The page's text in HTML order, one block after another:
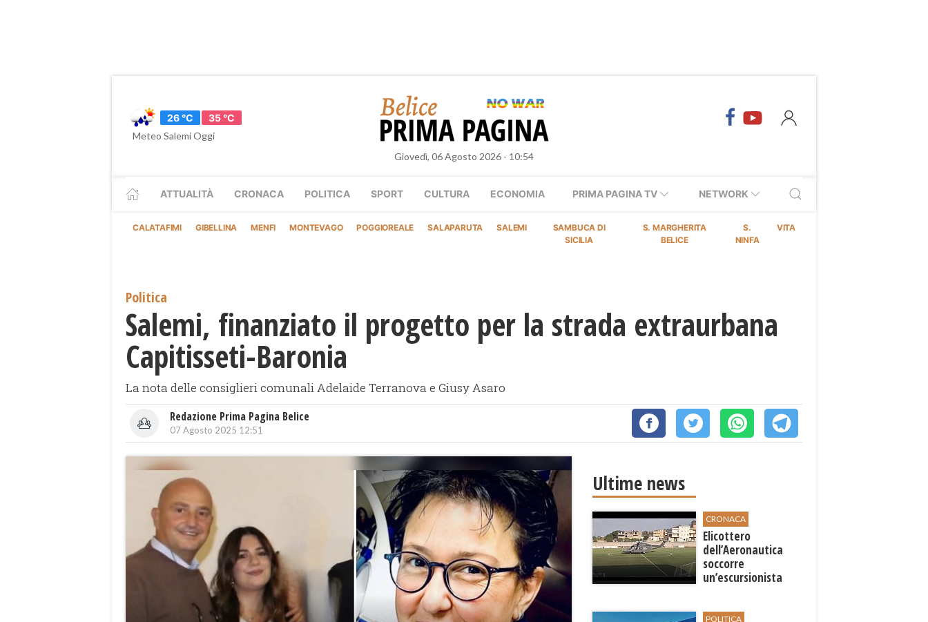
26 °C
35 °C
Meteo Salemi Oggi
Giovedì, 06 Agosto 2026 - 10:54
ATTUALITÀ CRONACA POLITICA SPORT CULTURA ECONOMIA PRIMA PAGINA TV NETWORK
CALATAFIMI GIBELLINA MENFI MONTEVAGO POGGIOREALE SALAPARUTA SALEMI
SAMBUCA DI
SICILIA
S. MARGHERITA
BELICE
S.
NINFA
VITA
Politica
Salemi, finanziato il progetto per la strada extraurbana
Capitisseti-Baronia
La nota delle consiglieri comunali Adelaide Terranova e Giusy Asaro
Redazione Prima Pagina Belice
07 Agosto 2025 12:51
Ultime news
CRONACA
Elicottero
dell’Aeronautica
soccorre
un’escursionista
POLITICA